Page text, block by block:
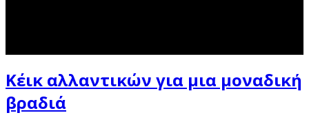
Κέικ αλλαντικών για μια μοναδική
βραδιά